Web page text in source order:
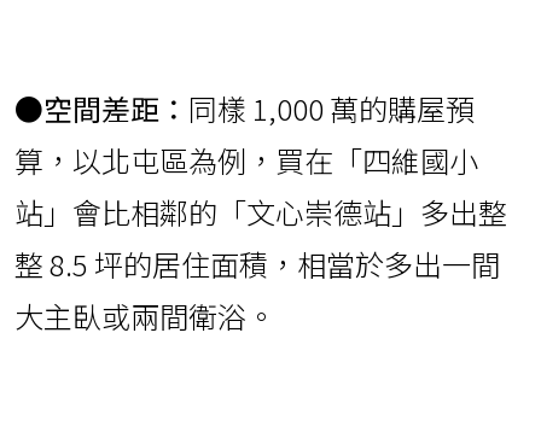
●空間差距： 同樣 1,000 萬的購屋預
算，以北屯區為例，買在「四維國小
站」會比相鄰的「文心崇德站」多出整
整 8.5 坪的居住面積，相當於多出一間
大主臥或兩間衛浴。